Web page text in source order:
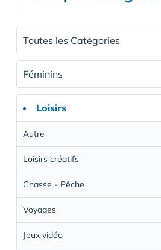
Toutes les Catégories
Féminins
Loisirs
Autre
Loisirs créatifs
Chasse - Pêche
Voyages
Jeux vidéo